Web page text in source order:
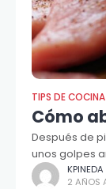
TIPS DE COCINA
Cómo
Después de
unos golpes
KPINEDA
2 AÑOS